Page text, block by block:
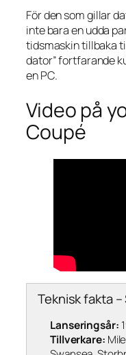
För den som gillar
inte bara en udda
tidsmaskin tillbaka
dator” fortfarande
en PC.
Video på
Coupé
Teknisk fakta
Lanseringsår:
Tillverkare: